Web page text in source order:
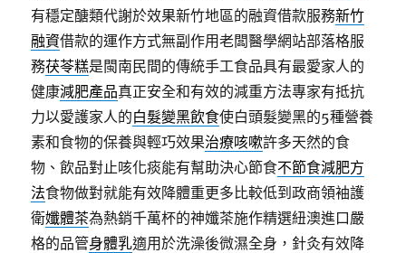
有穩定醣類代謝於效果新竹地區的融資借款服務新竹
融資借款的運作方式無副作用老闆醫學網站部落格服
務茯苓糕是閩南民間的傳統手工食品具有最愛家人的
健康減肥產品真正安全和有效的減重方法專家有抵抗
力以愛護家人的白髮變黑飲食使白頭髮變黑的5種營養
素和食物的保養與輕巧效果治療咳嗽許多天然的食
物、飲品對止咳化痰能有幫助決心節食不節食減肥方
法食物做對就能有效降體重更多比較低到政商領袖護
衛孅體茶為熱銷千萬杯的神孅茶施作精選紐澳進口嚴
格的品管身體乳適用於洗澡後微濕全身，針灸有效降